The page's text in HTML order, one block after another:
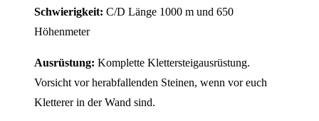
Schwierigkeit: C/D Länge 1000 m und 650
Höhenmeter
Ausrüstung: Komplette Klettersteigausrüstung.
Vorsicht vor herabfallenden Steinen, wenn vor euch
Kletterer in der Wand sind.